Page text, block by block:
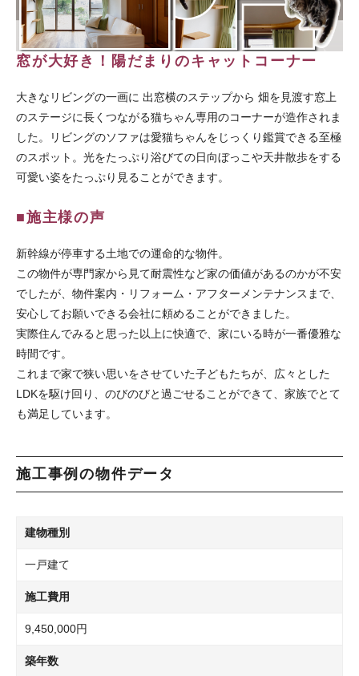
窓が大好き！陽だまりのキャットコーナー
大きなリビングの一画に 出窓横のステップから 畑を見渡す窓上
のステージに長くつながる猫ちゃん専用のコーナーが造作されま
した。リビングのソファは愛猫ちゃんをじっくり鑑賞できる至極
のスポット。光をたっぷり浴びての日向ぼっこや天井散歩をする
可愛い姿をたっぷり見ることができます。
■施主様の声
新幹線が停車する土地での運命的な物件。
この物件が専門家から見て耐震性など家の価値があるのかが不安
でしたが、物件案内・リフォーム・アフターメンテナンスまで、
安心してお願いできる会社に頼めることができました。
実際住んでみると思った以上に快適で、家にいる時が一番優雅な
時間です。
これまで家で狭い思いをさせていた子どもたちが、広々とした
LDKを駆け回り、のびのびと過ごせることができて、家族でとて
も満足しています。
施工事例の物件データ
建物種別
一戸建て
施工費用
9,450,000円
築年数